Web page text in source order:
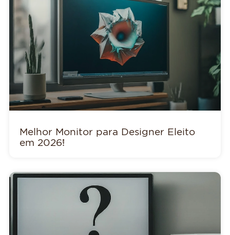
Melhor Monitor para Designer Eleito
em 2026!